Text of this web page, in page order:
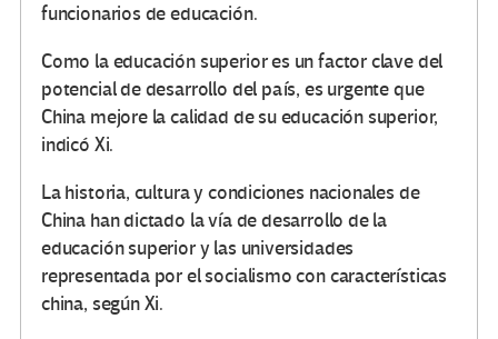
funcionarios de educación.
Como la educación superior es un factor clave del
potencial de desarrollo del país, es urgente que
China mejore la calidad de su educación superior,
indicó Xi.
La historia, cultura y condiciones nacionales de
China han dictado la vía de desarrollo de la
educación superior y las universidades
representada por el socialismo con características
china, según Xi.